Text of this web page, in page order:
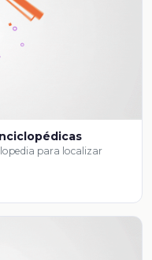
para localizar